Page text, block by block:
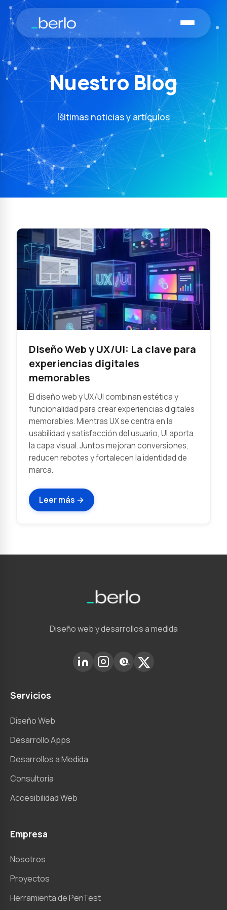
Nuestro Blog
íšltimas noticias y artículos
Diseño Web y UX/UI: La clave para
experiencias digitales
memorables
El diseño web y UX/UI combinan estética y
funcionalidad para crear experiencias digitales
memorables. Mientras UX se centra en la
usabilidad y satisfacción del usuario, UI aporta
la capa visual. Juntos mejoran conversiones,
reducen rebotes y fortalecen la identidad de
marca.
Leer más →
Diseño web y desarrollos a medida
Servicios
Diseño Web
Desarrollo Apps
Desarrollos a Medida
Consultoría
Accesibilidad Web
Empresa
Nosotros
Proyectos
Herramienta de PenTest